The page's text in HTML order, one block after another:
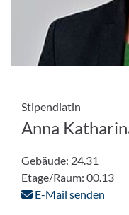
Stipendiatin
Anna
Gebäude: 24.31
Etage/Raum: 00.13
E-Mail senden